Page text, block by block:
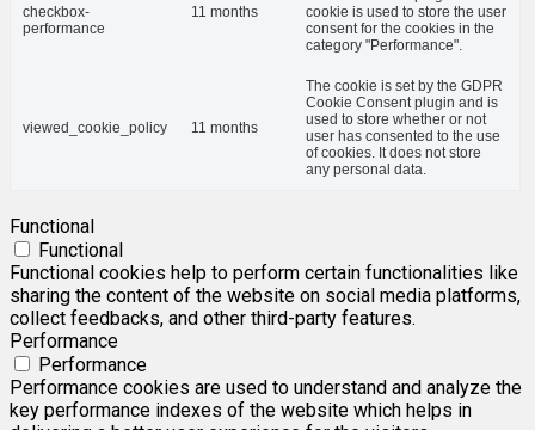
checkbox-
performance
11 months
cookie is used to store the user
consent for the cookies in the
category "Performance".
viewed_cookie_policy 11 months
The cookie is set by the GDPR
Cookie Consent plugin and is
used to store whether or not
user has consented to the use
of cookies. It does not store
any personal data.
Functional
Functional
Functional cookies help to perform certain functionalities like
sharing the content of the website on social media platforms,
collect feedbacks, and other third-party features.
Performance
Performance
Performance cookies are used to understand and analyze the
key performance indexes of the website which helps in